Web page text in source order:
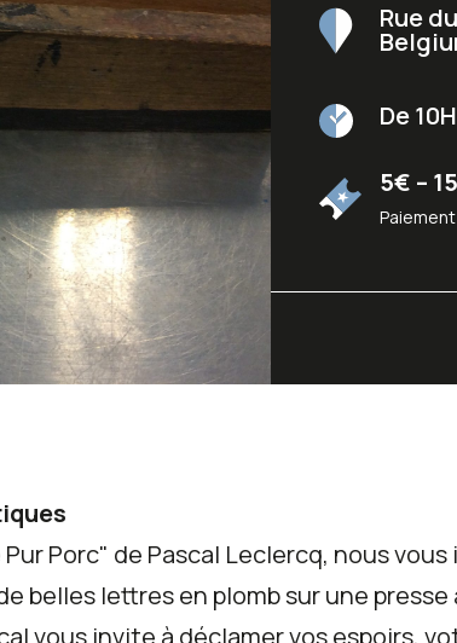
Rue
De
5€ –
Porc" de Pascal Leclercq, nous
belles lettres en plomb sur une presse